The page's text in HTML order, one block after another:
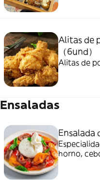
Alitas de
（6und）
Alitas de
Ensaladas
Ensalada
horno,